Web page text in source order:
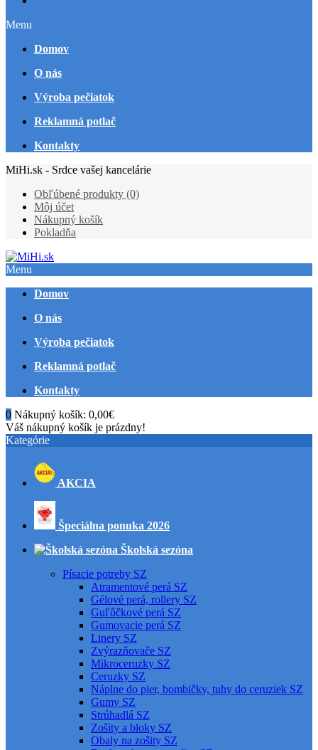
Menu
Domov
O nás
Výroba pečiatok
Reklamná potlač
Kontakty
MiHi.sk - Srdce vašej kancelárie
Obľúbené produkty (0)
Môj účet
Nákupný košík
Pokladňa
Menu
Domov
O nás
Výroba pečiatok
Reklamná potlač
Kontakty
0 Nákupný košík: 0,00€
Váš nákupný košík je prázdny!
Kategórie
AKCIA
Špeciálna ponuka 2026
Školská sezóna
Písacie potreby SZ
Atramentové perá SZ
Gélové perá, rollery SZ
Guľôčkové perá SZ
Gumovacie perá SZ
Linery SZ
Zvýrazňovače SZ
Mikroceruzky SZ
Ceruzky SZ
Náplne do pier, bombičky, tuhy do ceruziek SZ
Gumy SZ
Strúhadlá SZ
Zošity a bloky SZ
Obaly na zošity SZ